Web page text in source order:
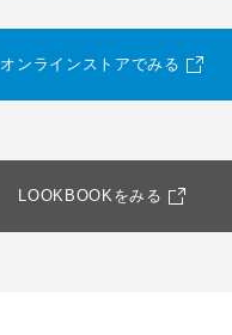
オンラインストアでみる
LOOKBOOKをみる